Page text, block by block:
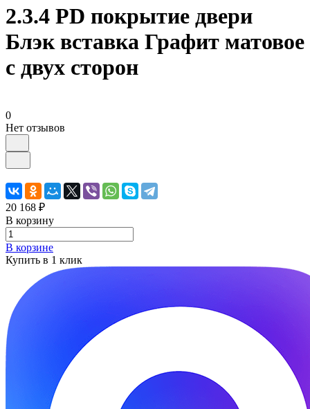
2.3.4 PD покрытие двери
Блэк вставка Графит матовое
с двух сторон
0
Нет отзывов
20 168 ₽
В корзину
В корзине
Купить в 1 клик